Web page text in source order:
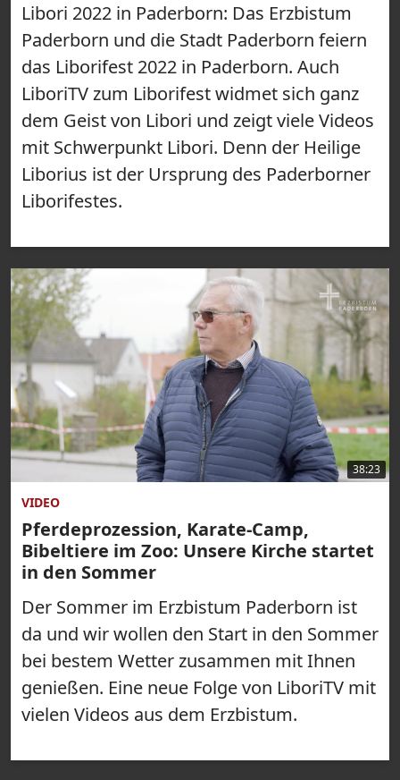
Libori 2022 in Paderborn: Das Erzbistum
Paderborn und die Stadt Paderborn feiern
das Liborifest 2022 in Paderborn. Auch
LiboriTV zum Liborifest widmet sich ganz
dem Geist von Libori und zeigt viele Videos
mit Schwerpunkt Libori. Denn der Heilige
Liborius ist der Ursprung des Paderborner
Liborifestes.
38:23
VIDEO
Pferdeprozession, Karate-Camp,
Bibeltiere im Zoo: Unsere Kirche startet
in den Sommer
Der Sommer im Erzbistum Paderborn ist
da und wir wollen den Start in den Sommer
bei bestem Wetter zusammen mit Ihnen
genießen. Eine neue Folge von LiboriTV mit
vielen Videos aus dem Erzbistum.